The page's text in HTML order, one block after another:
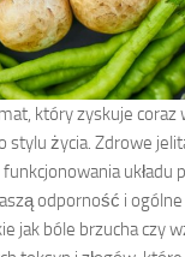
który zyskuje coraz
życia. Zdrowe
układu
odporność i
jak bóle brzucha czy